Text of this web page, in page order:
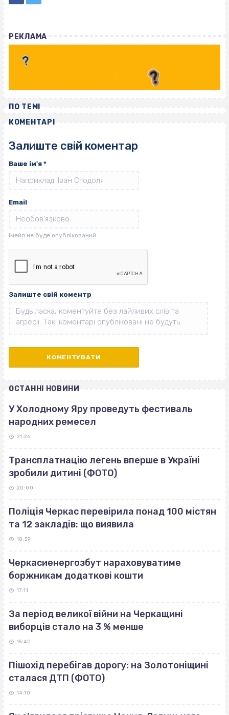
РЕКЛАМА
ПО ТЕМІ
КОМЕНТАРІ
Залиште свій коментар
Ваше ім'я *
Email
Залиште свій коментр
ОСТАННІ НОВИНИ
У Холодному Яру проведуть фестиваль
народних ремесел
21:26
Трансплатнацію легень вперше в Україні
зробили дитині (ФОТО)
20:00
Поліція Черкас перевірила понад 100 містян
та 12 закладів: що виявила
18:39
Черкасиенергозбут нараховуватиме
боржникам додаткові кошти
17:11
За період великої війни на Черкащині
виборців стало на 3 % менше
15:40
Пішохід перебігав дорогу: на Золотоніщині
сталася ДТП (ФОТО)
14:10